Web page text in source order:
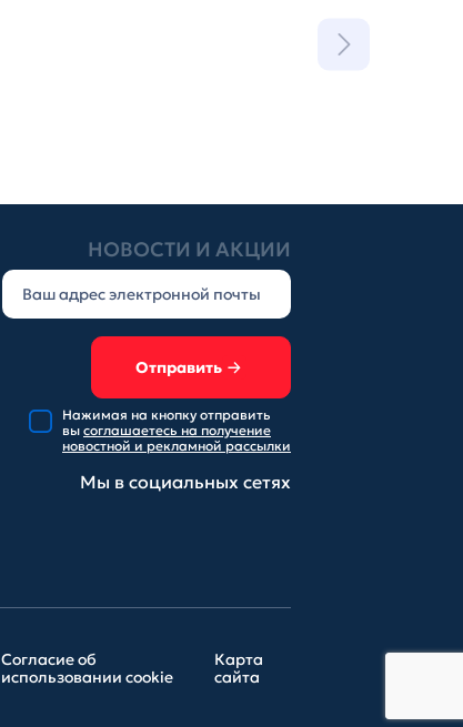
НОВОСТИ И АКЦИИ
Отправить
Нажимая на кнопку отправить
вы соглашаетесь на получение
новостной и рекламной рассылки
Мы в социальных сетях
Согласие об
использовании cookie
Карта
сайта